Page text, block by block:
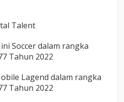
Talent
Soccer dalam rangka
Tahun 2022
Lagend dalam rangka
Tahun 2022